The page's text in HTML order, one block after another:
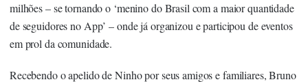
milhões – se tornando o ‘menino do Brasil com a maior quantidade
de seguidores no App’ – onde já organizou e participou de eventos
em prol da comunidade.
Recebendo o apelido de Ninho por seus amigos e familiares, Bruno